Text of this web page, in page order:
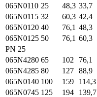
065N0110 25 48,3 33,7
065N0115 32 60,3 42,4
065N0120 40 76,1 48,3
065N0125 50 76,1 60,3
PN 25
065N4280 65 102 76,1
065N4285 80 127 88,9
065N0140 100 159 114,3
065N0745 125 194 139,7